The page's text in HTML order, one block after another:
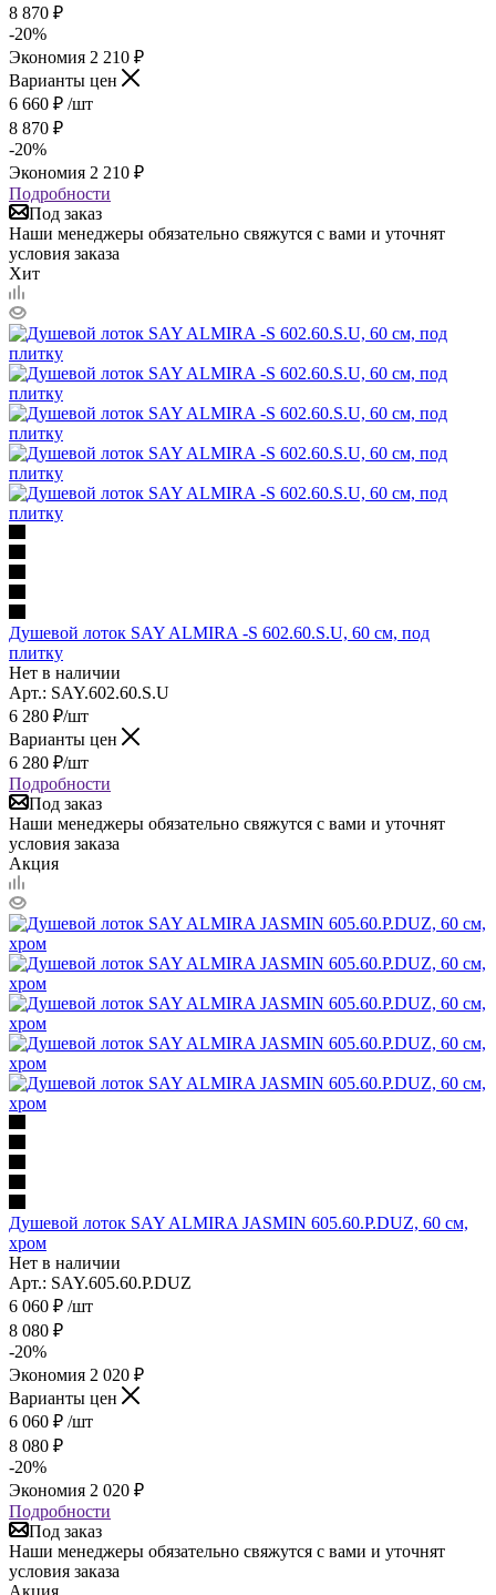
8 870 ₽
-20%
Экономия 2 210 ₽
Варианты цен
6 660 ₽ /шт
8 870 ₽
-20%
Экономия 2 210 ₽
Подробности
Под заказ
Наши менеджеры обязательно свяжутся с вами и уточнят
условия заказа
Хит
Душевой лоток SAY ALMIRA -S 602.60.S.U, 60 см, под
плитку
Нет в наличии
Арт.: SAY.602.60.S.U
6 280 ₽/шт
Варианты цен
6 280 ₽/шт
Подробности
Под заказ
Наши менеджеры обязательно свяжутся с вами и уточнят
условия заказа
Акция
Душевой лоток SAY ALMIRA JASMIN 605.60.P.DUZ, 60 см,
хром
Нет в наличии
Арт.: SAY.605.60.P.DUZ
6 060 ₽ /шт
8 080 ₽
-20%
Экономия 2 020 ₽
Варианты цен
6 060 ₽ /шт
8 080 ₽
-20%
Экономия 2 020 ₽
Подробности
Под заказ
Наши менеджеры обязательно свяжутся с вами и уточнят
условия заказа